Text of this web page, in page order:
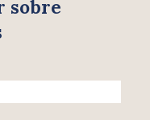
sobre